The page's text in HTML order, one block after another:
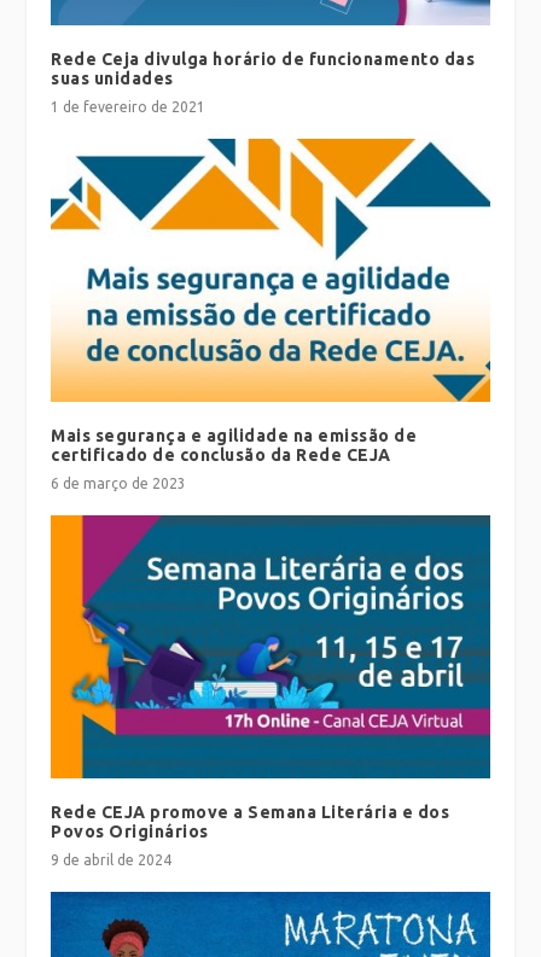
Rede Ceja divulga horário de funcionamento das
suas unidades
1 de fevereiro de 2021
Mais segurança e agilidade na emissão de
certificado de conclusão da Rede CEJA
6 de março de 2023
Rede CEJA promove a Semana Literária e dos
Povos Originários
9 de abril de 2024